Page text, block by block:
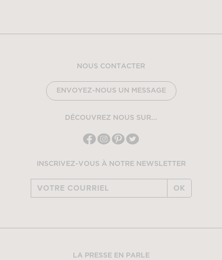
NOUS CONTACTER
ENVOYEZ-NOUS UN MESSAGE
DÉCOUVREZ NOUS SUR...
INSCRIVEZ-VOUS À NOTRE NEWSLETTER
OK
LA PRESSE EN PARLE